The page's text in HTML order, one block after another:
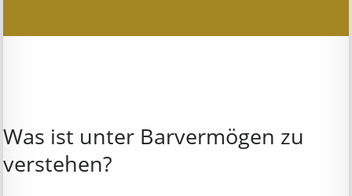
Was ist unter Barvermögen zu
verstehen?